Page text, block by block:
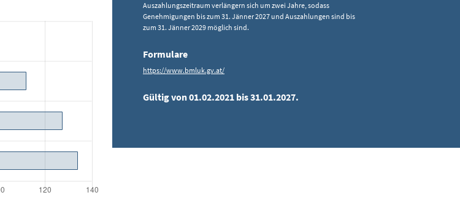
Auszahlungszeitraum verlängern sich um zwei Jahre, sodass
Genehmigungen bis zum 31. Jänner 2027 und Auszahlungen sind bis
zum 31. Jänner 2029 möglich sind.
Formulare
https://www.bmluk.gv.at/
Gültig von 01.02.2021 bis 31.01.2027.